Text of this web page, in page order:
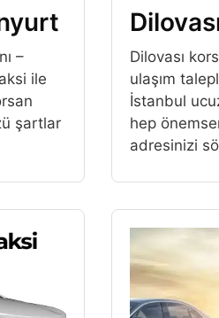
–
ile
şartlar
Dilovası
ulaşım
İstanbul
hep
adresinizi